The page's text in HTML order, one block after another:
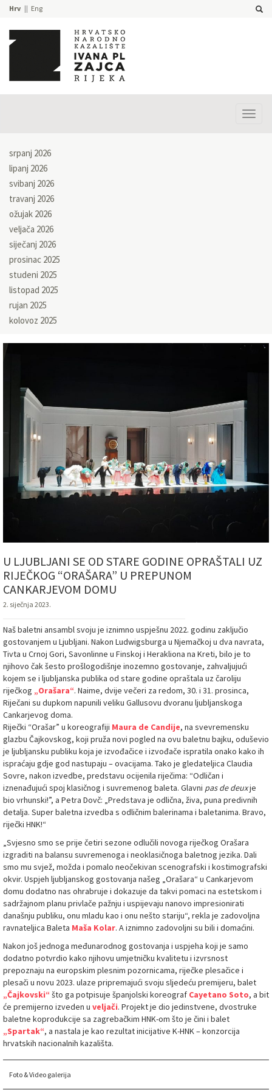
Hrv Eng
srpanj 2026
lipanj 2026
svibanj 2026
travanj 2026
ožujak 2026
veljača 2026
siječanj 2026
prosinac 2025
studeni 2025
listopad 2025
rujan 2025
kolovoz 2025
U LJUBLJANI SE OD STARE GODINE OPRAŠTALI UZ
RIJEČKOG “ORAŠARA” U PREPUNOM
CANKARJEVOM DOMU
2. siječnja 2023.
Naš baletni ansambl svoju je iznimno uspješnu 2022. godinu zaključio
gostovanjem u Ljubljani. Nakon Ludwigsburga u Njemačkoj u dva navrata,
Tivta u Crnoj Gori, Savonlinne u Finskoj i Herakliona na Kreti, bilo je to
njihovo čak šesto prošlogodišnje inozemno gostovanje, zahvaljujući
kojem se i ljubljanska publika od stare godine opraštala uz čaroliju
riječkog „Orašara“. Naime, dvije večeri za redom, 30. i 31. prosinca,
Riječani su dupkom napunili veliku Gallusovu dvoranu ljubljanskoga
Cankarjevog doma.
Riječki “Orašar” u koreografiji Maura de Candije, na svevremensku
glazbu Čajkovskog, koji pruža novi pogled na ovu baletnu bajku, oduševio
je ljubljansku publiku koja je izvođačice i izvođače ispratila onako kako ih
ispraćaju gdje god nastupaju – ovacijama. Tako je gledateljica Claudia
Sovre, nakon izvedbe, predstavu ocijenila riječima: “Odličan i
iznenađujući spoj klasičnog i suvremenog baleta. Glavni pas de deuxje
bio vrhunski!”, a Petra Dovč: „Predstava je odlična, živa, puna predivnih
detalja. Super baletna izvedba s odličnim balerinama i baletanima. Bravo,
riječki HNK!“
„Svjesno smo se prije četiri sezone odlučili novoga riječkog Orašara
izgraditi na balansu suvremenoga i neoklasičnoga baletnog jezika. Dali
smo mu svjež, možda i pomalo neočekivan scenografski i kostimografski
okvir. Uspjeh ljubljanskog gostovanja našeg „Orašara“ u Cankarjevom
domu dodatno nas ohrabruje i dokazuje da takvi pomaci na estetskom i
sadržajnom planu privlače pažnju i uspijevaju nanovo impresionirati
današnju publiku, onu mladu kao i onu nešto stariju“, rekla je zadovoljna
ravnateljica Baleta Maša Kolar. A iznimno zadovoljni su bili i domaćini.
Nakon još jednoga međunarodnog gostovanja i uspjeha koji je samo
dodatno potvrdio kako njihovu umjetničku kvalitetu i izvrsnost
prepoznaju na europskim plesnim pozornicama, riječke plesačice i
plesači u novu 2023. ulaze pripremajući svoju sljedeću premijeru, balet
„Čajkovski“ što ga potpisuje španjolski koreograf Cayetano Soto, a bit
će premijerno izveden u veljači. Projekt je dio jedinstvene, dvostruke
baletne koprodukcije sa zagrebačkim HNK-om što je čini i balet
„Spartak“, a nastala je kao rezultat inicijative K-HNK – konzorcija
hrvatskih nacionalnih kazališta.
Foto & Video galerija